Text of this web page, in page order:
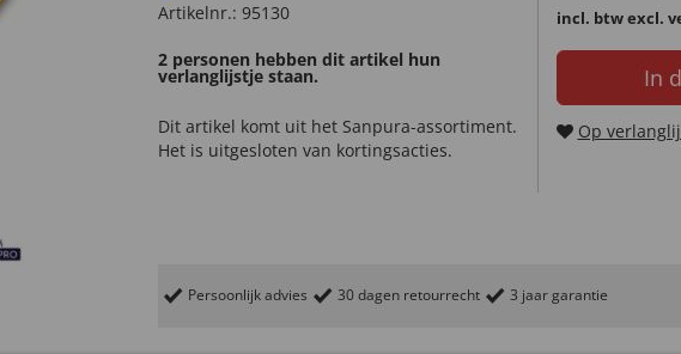
Artikelnr.: 95130
2 personen hebben dit artikel hun
verlanglijstje staan.
Dit artikel komt uit het Sanpura-assortiment.
Het is uitgesloten van kortingsacties.
incl. btwexcl.
In
Op
Persoonlijk advies 30 dagen retourrecht 3 jaar garantie